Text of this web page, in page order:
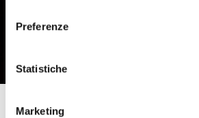
Preferenze
Statistiche
Marketing